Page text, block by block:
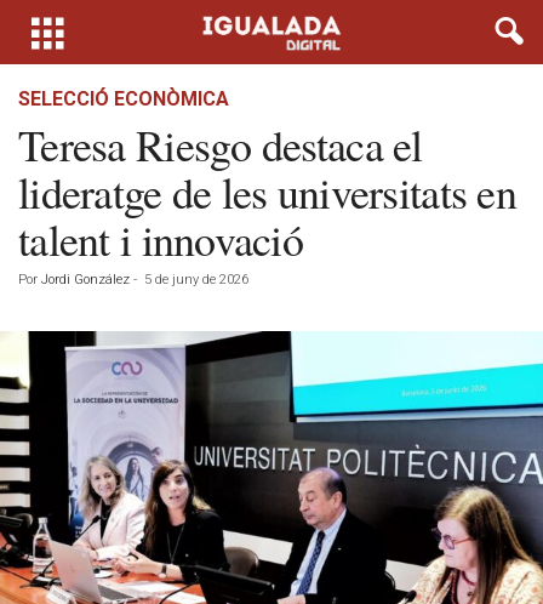
SELECCIÓ ECONÒMICA
Teresa Riesgo destaca el
lideratge de les universitats en
talent i innovació
Por Jordi González - 5 de juny de 2026